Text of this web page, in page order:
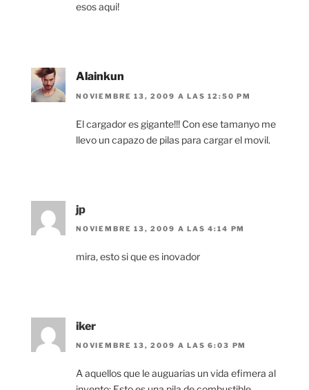
esos aqui!
Alainkun
NOVIEMBRE 13, 2009 A LAS 12:50 PM
El cargador es gigante!!! Con ese tamanyo me
llevo un capazo de pilas para cargar el movil.
jp
NOVIEMBRE 13, 2009 A LAS 4:14 PM
mira, esto si que es inovador
iker
NOVIEMBRE 13, 2009 A LAS 6:03 PM
A aquellos que le auguarias un vida efimera al